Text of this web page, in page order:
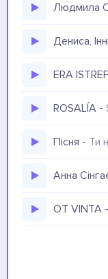
Людмила
Дениса,
ERA
ROSALÍA -
Пісня - Ти
Анна
ОТ VINTA -